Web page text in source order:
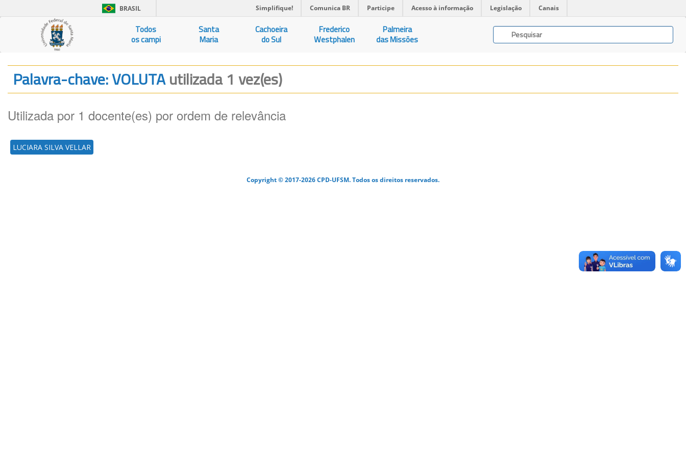
BRASIL Simplifique! Comunica BR Participe Acesso à informação Legislação Canais
Todos
os campi
Santa
Maria
Cachoeira
do Sul
Frederico
Westphalen
Palmeira
das Missões
Palavra-chave: VOLUTAutilizada 1 vez(es)
Utilizada por 1 docente(es) por ordem de relevância
LUCIARA SILVA VELLAR
Copyright © 2017-2026 CPD-UFSM. Todos os direitos reservados.